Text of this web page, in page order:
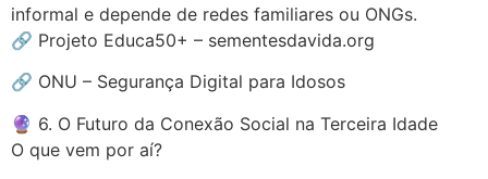
informal e depende de redes familiares ou ONGs.
🔗 Projeto Educa50+ – sementesdavida.org
🔗 ONU – Segurança Digital para Idosos
🔮 6. O Futuro da Conexão Social na Terceira Idade
O que vem por aí?